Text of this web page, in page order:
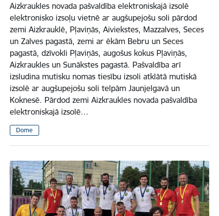
Aizkraukles novada pašvaldība elektroniskajā izsolē
elektronisko izsoļu vietnē ar augšupejošu soli pārdod
zemi Aizkrauklē, Pļaviņās, Aiviekstes, Mazzalves, Seces
un Zalves pagastā, zemi ar ēkām Bebru un Seces
pagastā, dzīvokli Pļaviņās, augošus kokus Pļaviņās,
Aizkraukles un Sunākstes pagastā. Pašvaldība arī
izsludina mutisku nomas tiesību izsoli atklātā mutiskā
izsolē ar augšupejošu soli telpām Jaunjelgavā un
Koknesē. Pārdod zemi Aizkraukles novada pašvaldība
elektroniskajā izsolē…
Dome